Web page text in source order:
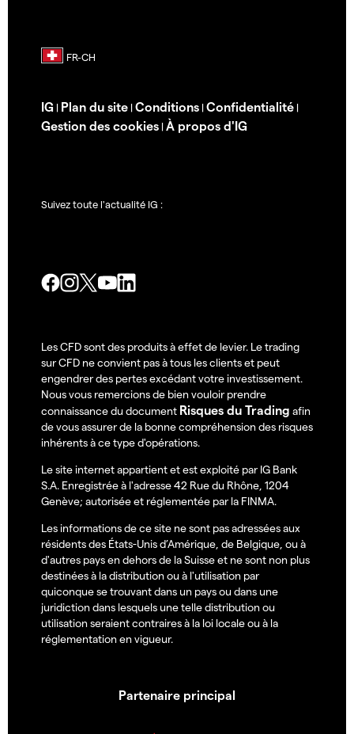
IG | Plan du site | Conditions | Confidentialité |
Gestion des cookies | À propos d'IG
Suivez toute l'actualité IG :
Les CFD sont des produits à effet de levier. Le trading
sur CFD ne convient pas à tous les clients et peut
engendrer des pertes excédant votre investissement.
Nous vous remercions de bien vouloir prendre
connaissance du document Risques du Trading afin
de vous assurer de la bonne compréhension des risques
inhérents à ce type d'opérations.
Le site internet appartient et est exploité par IG Bank
S.A. Enregistrée à l'adresse 42 Rue du Rhône, 1204
Genève; autorisée et réglementée par la FINMA.
Les informations de ce site ne sont pas adressées aux
résidents des États-Unis d’Amérique, de Belgique, ou à
d'autres pays en dehors de la Suisse et ne sont non plus
destinées à la distribution ou à l'utilisation par
quiconque se trouvant dans un pays ou dans une
juridiction dans lesquels une telle distribution ou
utilisation seraient contraires à la loi locale ou à la
réglementation en vigueur.
Partenaire principal